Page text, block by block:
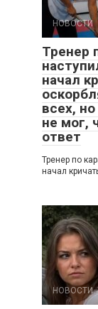
НОВОСТИ
Тренер
начал
всех,
не мог,
ответ
Тренер по
начал
НОВОСТИ